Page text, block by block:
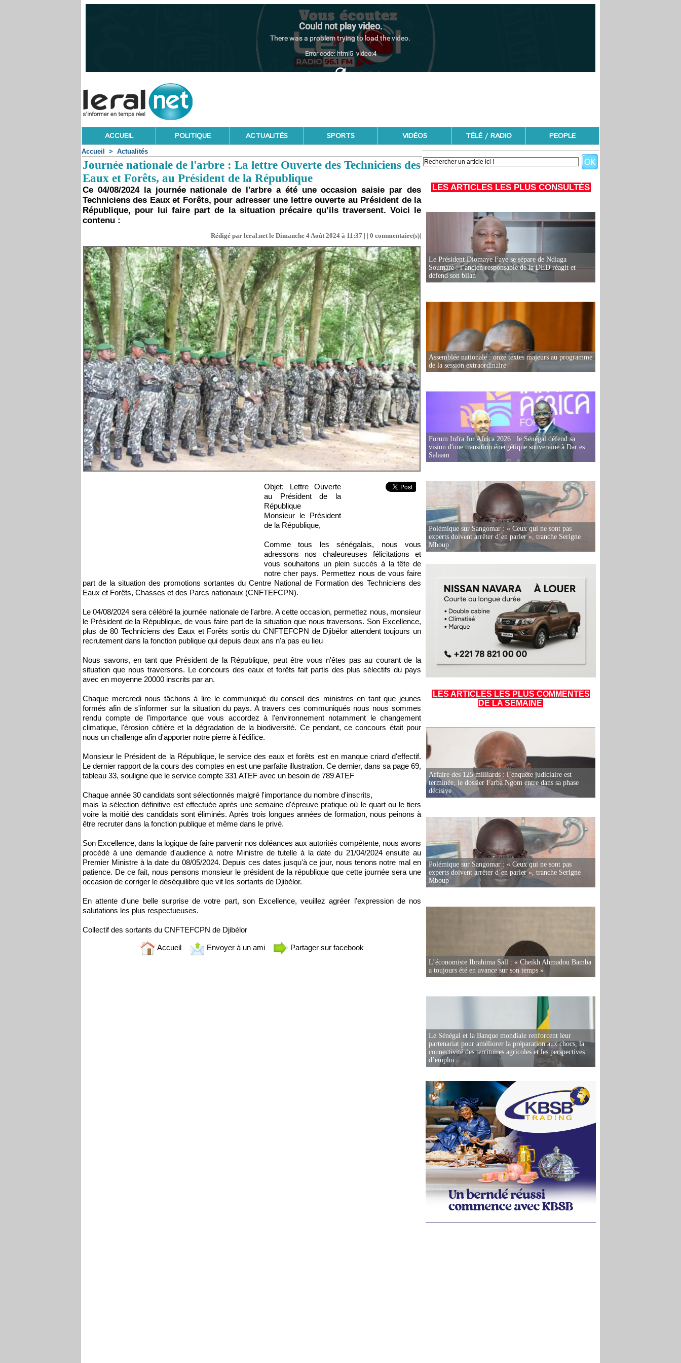
ACCUEIL POLITIQUE ACTUALITÉS SPORTS VIDÉOS TÉLÉ / RADIO PEOPLE
Accueil > Actualités
Journée nationale de l'arbre : La lettre Ouverte des Techniciens des
Eaux et Forêts, au Président de la République
Ce 04/08/2024 la journée nationale de l'arbre a été une occasion saisie par des
Techniciens des Eaux et Forêts, pour adresser une lettre ouverte au Président de la
République, pour lui faire part de la situation précaire qu’ils traversent. Voici le
contenu :
Rédigé par leral.net le Dimanche 4 Août 2024 à 11:37 | | 0 commentaire(s)|
Objet: Lettre Ouverte
au Président de la
République
Monsieur le Président
de la République,
Comme tous les sénégalais, nous vous
adressons nos chaleureuses félicitations et
vous souhaitons un plein succès à la tête de
notre cher pays. Permettez nous de vous faire
part de la situation des promotions sortantes du Centre National de Formation des Techniciens des
Eaux et Forêts, Chasses et des Parcs nationaux (CNFTEFCPN).
Le 04/08/2024 sera célébré la journée nationale de l'arbre. A cette occasion, permettez nous, monsieur
le Président de la République, de vous faire part de la situation que nous traversons. Son Excellence,
plus de 80 Techniciens des Eaux et Forêts sortis du CNFTEFCPN de Djibélor attendent toujours un
recrutement dans la fonction publique qui depuis deux ans n'a pas eu lieu
Nous savons, en tant que Président de la République, peut être vous n'êtes pas au courant de la
situation que nous traversons. Le concours des eaux et forêts fait partis des plus sélectifs du pays
avec en moyenne 20000 inscrits par an.
Chaque mercredi nous tâchons à lire le communiqué du conseil des ministres en tant que jeunes
formés afin de s'informer sur la situation du pays. A travers ces communiqués nous nous sommes
rendu compte de l'importance que vous accordez à l'environnement notamment le changement
climatique, l'érosion côtière et la dégradation de la biodiversité. Ce pendant, ce concours était pour
nous un challenge afin d'apporter notre pierre à l'édifice.
Monsieur le Président de la République, le service des eaux et forêts est en manque criard d'effectif.
Le dernier rapport de la cours des comptes en est une parfaite illustration. Ce dernier, dans sa page 69,
tableau 33, souligne que le service compte 331 ATEF avec un besoin de 789 ATEF
Chaque année 30 candidats sont sélectionnés malgré l'importance du nombre d'inscrits,
mais la sélection définitive est effectuée après une semaine d'épreuve pratique où le quart ou le tiers
voire la moitié des candidats sont éliminés. Après trois longues années de formation, nous peinons à
être recruter dans la fonction publique et même dans le privé.
Son Excellence, dans la logique de faire parvenir nos doléances aux autorités compétente, nous avons
procédé à une demande d'audience à notre Ministre de tutelle à la date du 21/04/2024 ensuite au
Premier Ministre à la date du 08/05/2024. Depuis ces dates jusqu'à ce jour, nous tenons notre mal en
patience. De ce fait, nous pensons monsieur le président de la république que cette journée sera une
occasion de corriger le déséquilibre que vit les sortants de Djibėlor.
En attente d'une belle surprise de votre part, son Excellence, veuillez agréer l'expression de nos
salutations les plus respectueuses.
Collectif des sortants du CNFTEFCPN de Djibélor
Accueil Envoyer à un ami Partager sur facebook
LES ARTICLES LES PLUS CONSULTÉS
Le Président Diomaye Faye se sépare de Ndiaga
Soumaré : l’ancien responsable de la DED réagit et
défend son bilan
Assemblée nationale : onze textes majeurs au programme
de la session extraordinaire
Forum Infra for Africa 2026 : le Sénégal défend sa
vision d'une transition énergétique souveraine à Dar es
Salaam
Polémique sur Sangomar : « Ceux qui ne sont pas
experts doivent arrêter d’en parler », tranche Serigne
Mboup
LES ARTICLES LES PLUS COMMENTÉS
DE LA SEMAINE
Affaire des 125 milliards : l’enquête judiciaire est
terminée, le dossier Farba Ngom entre dans sa phase
décisive
Polémique sur Sangomar : « Ceux qui ne sont pas
experts doivent arrêter d’en parler », tranche Serigne
Mboup
L’économiste Ibrahima Sall : « Cheikh Ahmadou Bamba
a toujours été en avance sur son temps »
Le Sénégal et la Banque mondiale renforcent leur
partenariat pour améliorer la préparation aux chocs, la
connectivité des territoires agricoles et les perspectives
d’emploi